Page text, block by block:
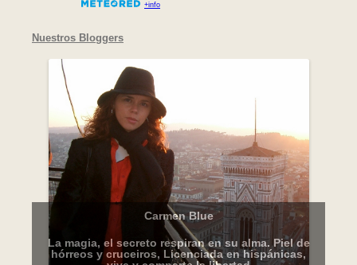
Nuestros Bloggers
Carmen Blue
La magia, el secreto respiran en su alma. Piel de
hórreos y cruceiros, Licenciada en hispánicas,